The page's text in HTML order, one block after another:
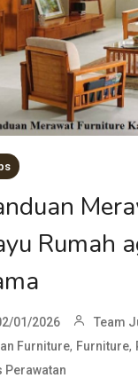
Rumah
01/2026 Team
Furniture, Furniture,
Perawatan